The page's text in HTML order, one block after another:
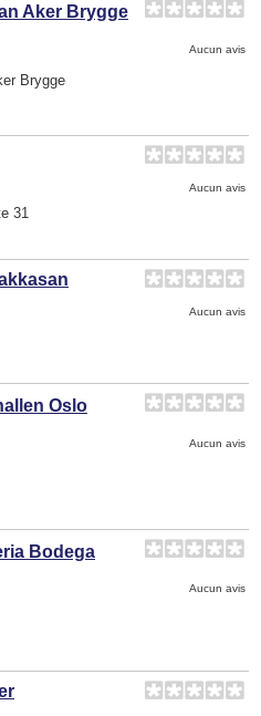
Aker Brygge
Aucun avis
Brygge
Aucun avis
31
Aucun avis
Oslo
Aucun avis
Bodega
Aucun avis